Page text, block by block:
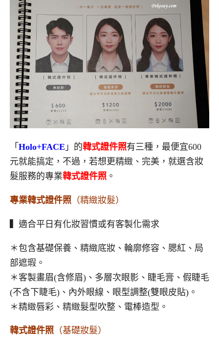
「 Holo+FACE 」的韓式證件照有三種，最便宜600
元就能搞定，不過，若想更精緻、完美，就選含妝
髮服務的專業韓式證件照 。
專業韓式證件照 （精緻妝髮）
▍適合平日有化妝習慣或有客製化需求
＊包含基礎保養、精緻底妝、輪廓修容、腮紅、局
部遮瑕。
＊客製畫眉(含修眉)、多層次眼影、睫毛膏、假睫毛
(不含下睫毛)、內外眼線、眼型調整(雙眼皮貼)。
＊精緻唇彩、精緻髮型吹整、電棒造型。
韓式證件照 （基礎妝髮）